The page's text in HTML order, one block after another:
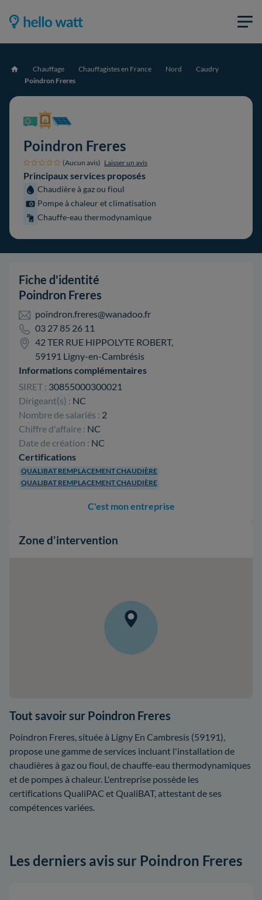
Accueil Chauffage Chauffagistes en France Nord
Caudry
Poindron Freres
Poindron Freres
(Aucun avis) Laisser un avis
Principaux services proposés
Chaudière à gaz ou fioul
Pompe à chaleur et climatisation
Chauffe-eau thermodynamique
Fiche d'identité
Poindron Freres
poindron.freres@wanadoo.fr
03 27 85 26 11
42 TER RUE HIPPOLYTE ROBERT,
59191 Ligny-en-Cambrésis
Informations complémentaires
SIRET : 30855000300021
Dirigeant(s) : NC
Nombre de salariés : 2
Chiffre d'affaire : NC
Date de création : NC
Certifications
QUALIBAT REMPLACEMENT CHAUDIÈRE
QUALIBAT REMPLACEMENT CHAUDIÈRE
C'est mon entreprise
Zone d'intervention
Tout savoir sur Poindron Freres
Poindron Freres, située à Ligny En Cambresis (59191),
propose une gamme de services incluant l'installation de
chaudières à gaz ou fioul, de chauffe-eau thermodynamiques
et de pompes à chaleur. L'entreprise possède les
certifications QualiPAC et QualiBAT, attestant de ses
compétences variées.
Les derniers avis sur Poindron Freres